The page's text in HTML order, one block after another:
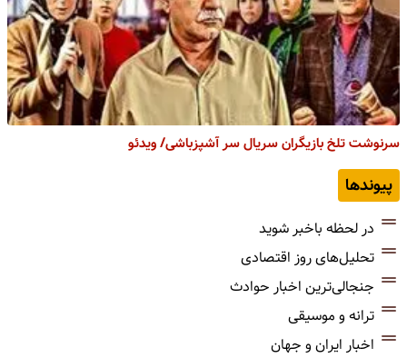
سرنوشت تلخ بازیگران سریال سر آشپزباشی/ ویدئو
پیوندها
در لحظه باخبر شوید
تحلیل‌های روز اقتصادی
جنجالی‌ترین اخبار حوادث
ترانه و موسیقی
اخبار ایران و جهان